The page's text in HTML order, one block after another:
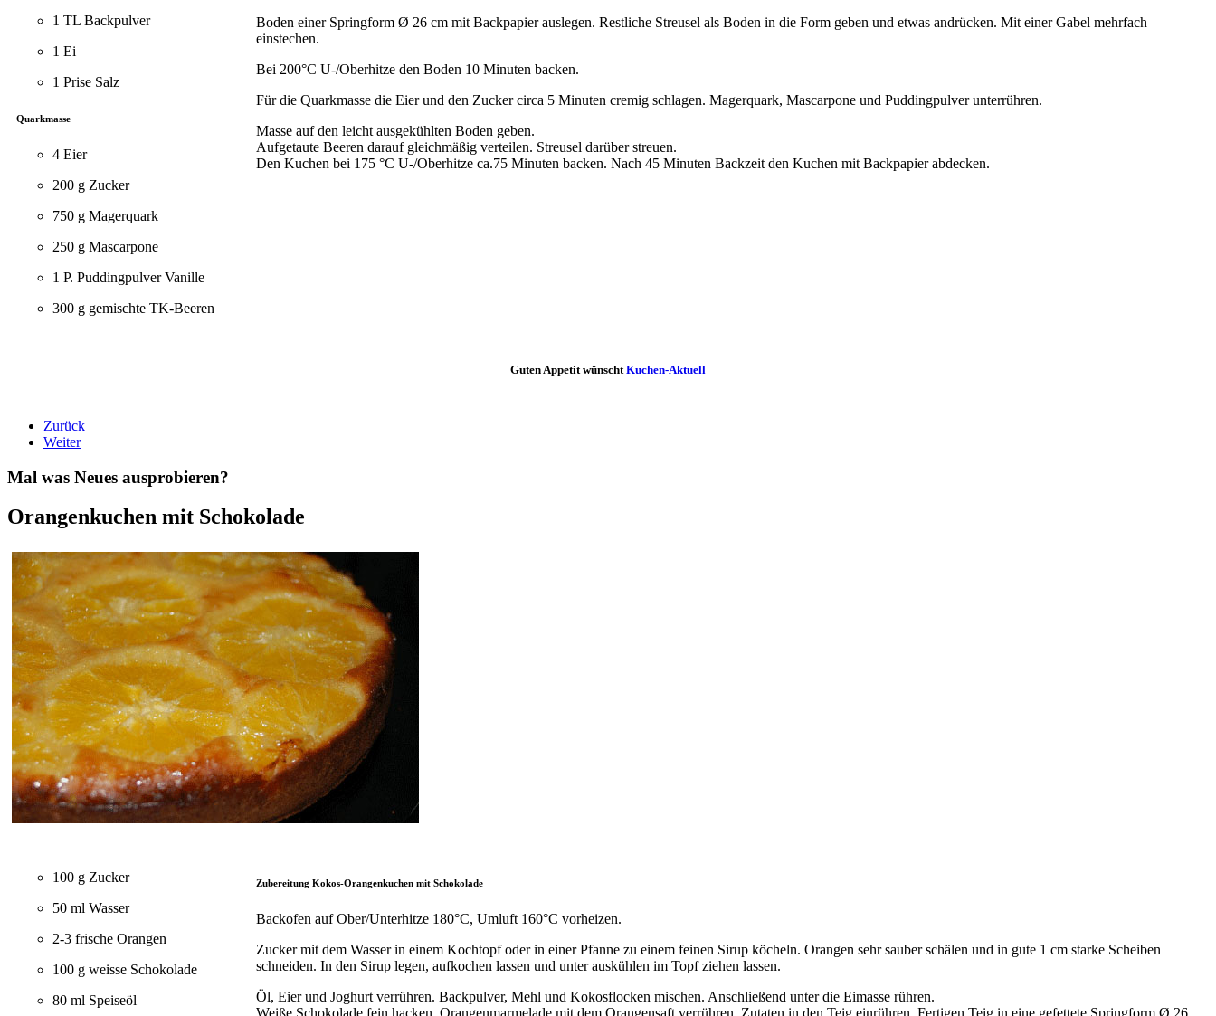
1 TL Backpulver
1 Ei
1 Prise Salz
Quarkmasse
4 Eier
200 g Zucker
750 g Magerquark
250 g Mascarpone
1 P. Puddingpulver Vanille
300 g gemischte TK-Beeren
Boden einer Springform Ø 26 cm mit Backpapier auslegen. Restliche Streusel als Boden in die Form geben und etwas andrücken. Mit einer Gabel mehrfach
einstechen.
Bei 200°C U-/Oberhitze den Boden 10 Minuten backen.
Für die Quarkmasse die Eier und den Zucker circa 5 Minuten cremig schlagen. Magerquark, Mascarpone und Puddingpulver unterrühren.
Masse auf den leicht ausgekühlten Boden geben.
Aufgetaute Beeren darauf gleichmäßig verteilen. Streusel darüber streuen.
Den Kuchen bei 175 °C U-/Oberhitze ca.75 Minuten backen. Nach 45 Minuten Backzeit den Kuchen mit Backpapier abdecken.
Guten Appetit wünscht Kuchen-Aktuell
Zurück
Weiter
Mal was Neues ausprobieren?
Orangenkuchen mit Schokolade
100 g Zucker
50 ml Wasser
2-3 frische Orangen
100 g weisse Schokolade
80 ml Speiseöl
Zubereitung Kokos-Orangenkuchen mit Schokolade
Backofen auf Ober/Unterhitze 180°C, Umluft 160°C vorheizen.
Zucker mit dem Wasser in einem Kochtopf oder in einer Pfanne zu einem feinen Sirup köcheln. Orangen sehr sauber schälen und in gute 1 cm starke Scheiben
schneiden. In den Sirup legen, aufkochen lassen und unter auskühlen im Topf ziehen lassen.
Öl, Eier und Joghurt verrühren. Backpulver, Mehl und Kokosflocken mischen. Anschließend unter die Eimasse rühren.